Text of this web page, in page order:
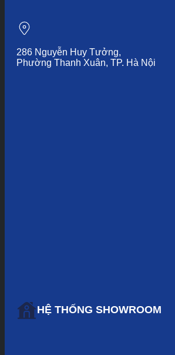
286 Nguyễn Huy Tưởng,
Phường Thanh Xuân, TP. Hà Nội
HỆ THỐNG SHOWROOM